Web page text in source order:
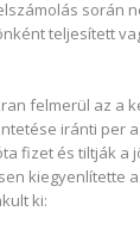
során
teljesített
felmerül az a
iránti per
fizet és tiltják a
kiegyenlítette
ki: